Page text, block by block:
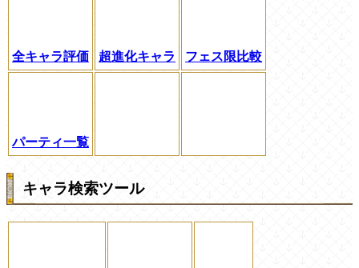
全キャラ評価 超進化キャラ フェス限比較
パーティ一覧
キャラ検索ツール